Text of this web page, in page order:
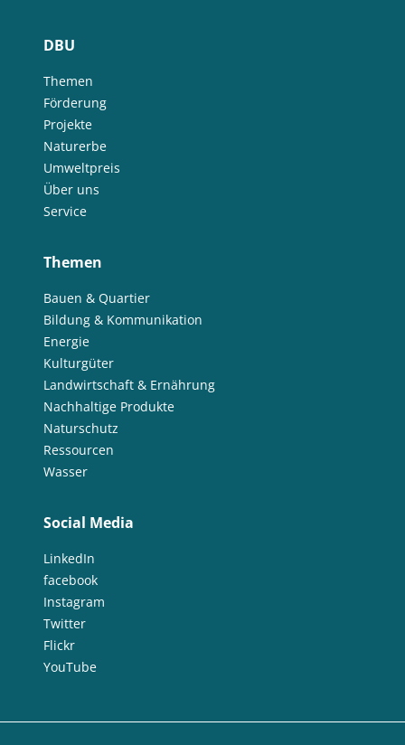
DBU
Themen
Förderung
Projekte
Naturerbe
Umweltpreis
Über uns
Service
Themen
Bauen & Quartier
Bildung & Kommunikation
Energie
Kulturgüter
Landwirtschaft & Ernährung
Nachhaltige Produkte
Naturschutz
Ressourcen
Wasser
Social Media
LinkedIn
facebook
Instagram
Twitter
Flickr
YouTube